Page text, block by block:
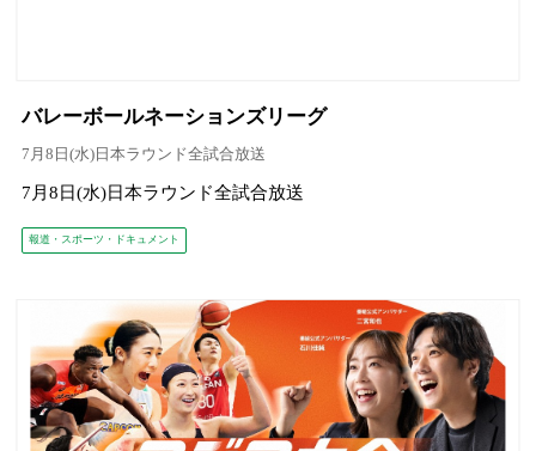
バレーボールネーションズリーグ
7月8日(水)日本ラウンド全試合放送
7月8日(水)日本ラウンド全試合放送
報道・スポーツ・ドキュメント